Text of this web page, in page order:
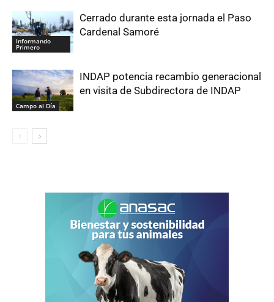
Informando
Primero
Cerrado durante esta jornada el Paso
Cardenal Samoré
Campo al Día
INDAP potencia recambio generacional
en visita de Subdirectora de INDAP